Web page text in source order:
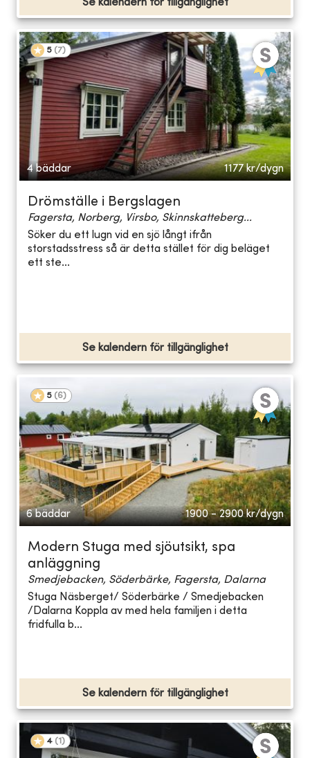
Se kalendern för tillgänglighet
5 (7)
4 bäddar 1177 kr/dygn
Drömställe i Bergslagen
Fagersta, Norberg, Virsbo, Skinnskatteberg...
Söker du ett lugn vid en sjö långt ifrån
storstadsstress så är detta stället för dig beläget
ett ste...
Se kalendern för tillgänglighet
5 (6)
6 bäddar 1900 - 2900 kr/dygn
Modern Stuga med sjöutsikt, spa
anläggning
Smedjebacken, Söderbärke, Fagersta, Dalarna
Stuga Näsberget/ Söderbärke / Smedjebacken
/Dalarna Koppla av med hela familjen i detta
fridfulla b...
Se kalendern för tillgänglighet
4 (1 )